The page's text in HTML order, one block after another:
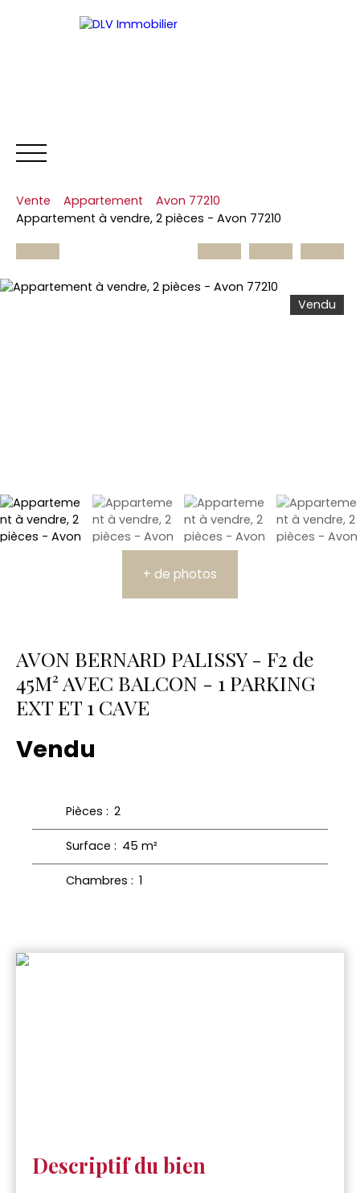
NOS BIENS ESTIMER
Vente Appartement
Avon 77210
Appartement à vendre, 2 pièces - Avon 77210
Vendu
+ de photos
AVON BERNARD PALISSY - F2 de
45M² AVEC BALCON - 1 PARKING
EXT ET 1 CAVE
Vendu
Pièces : 2
Surface : 45 m²
Chambres : 1
Descriptif du bien